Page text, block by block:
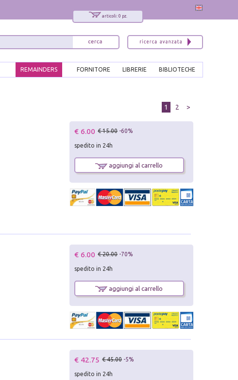
articoli: 0 pz.
BIBLIOTECHE
LIBRERIE
FORNITORE
REMAINDERS
1 2 >
€ 6.00 € 15.00 -60%
spedito in 24h
aggiungi al carrello
€ 6.00 € 20.00 -70%
spedito in 24h
aggiungi al carrello
€ 42.75 € 45.00 -5%
spedito in 24h